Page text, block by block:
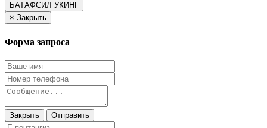
БАТАФСИЛ УКИНГ
× Закрыть
Форма запроса
Закрыть Отправить